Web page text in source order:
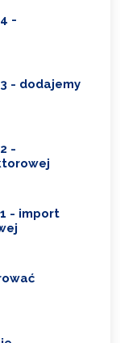
-
- dodajemy
-
- import